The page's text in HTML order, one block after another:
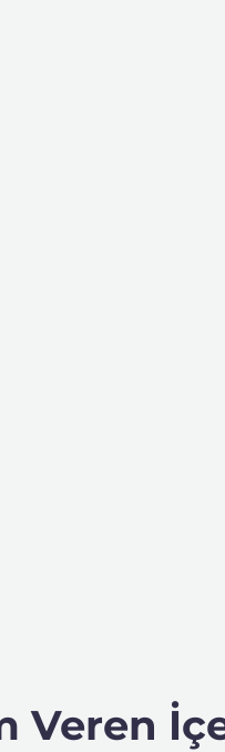
Veren